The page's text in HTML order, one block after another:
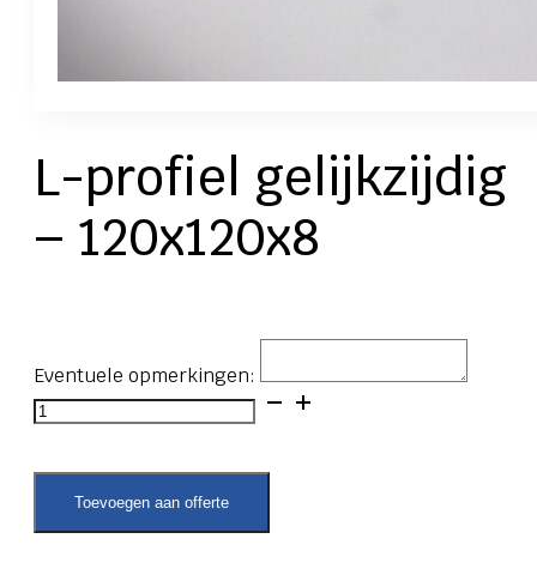
L-profiel gelijkzijdig
– 120x120x8
Eventuele opmerkingen:
L-
profiel
-
120x120x8
aantal
Toevoegen aan offerte